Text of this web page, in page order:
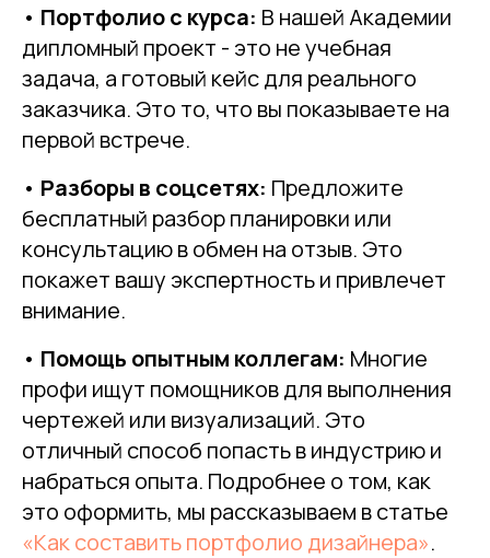
• Портфолио с курса: В нашей Академии
дипломный проект - это не учебная
задача, а готовый кейс для реального
заказчика. Это то, что вы показываете на
первой встрече.
• Разборы в соцсетях: Предложите
бесплатный разбор планировки или
консультацию в обмен на отзыв. Это
покажет вашу экспертность и привлечет
внимание.
• Помощь опытным коллегам: Многие
профи ищут помощников для выполнения
чертежей или визуализаций. Это
отличный способ попасть в индустрию и
набраться опыта. Подробнее о том, как
это оформить, мы рассказываем в статье
«Как составить портфолио дизайнера».